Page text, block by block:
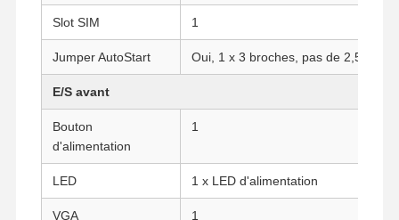
Aperçu
Slot SIM 1
Jumper AutoStart Oui, 1 x 3 broches, pas de 2,54 mm
E/S avant
Bouton
d'alimentation
1
LED 1 x LED d'alimentation
VGA 1